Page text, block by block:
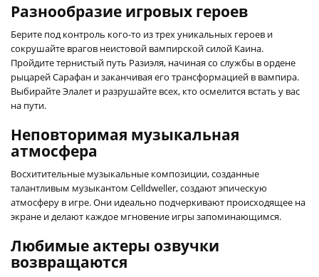
Разнообразие игровых героев
Берите под контроль кого-то из трех уникальных героев и
сокрушайте врагов неистовой вампирской силой Каина.
Пройдите тернистый путь Разиэля, начиная со службы в ордене
рыцарей Сарафан и заканчивая его трансформацией в вампира.
Выбирайте Элалет и разрушайте всех, кто осмелится встать у вас
на пути.
Неповторимая музыкальная
атмосфера
Восхитительные музыкальные композиции, созданные
талантливым музыкантом Celldweller, создают эпическую
атмосферу в игре. Они идеально подчеркивают происходящее на
экране и делают каждое мгновение игры запоминающимся.
Любимые актеры озвучки
возвращаются